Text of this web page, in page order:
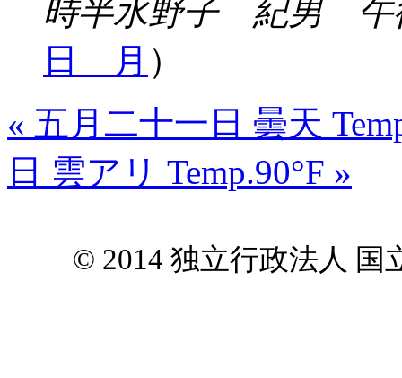
時半水野子 紀男 午
日 月 ）
« 五月二十一日 曇天
日 雲アリ Temp.90°F »
© 2014 独立行政法人 国